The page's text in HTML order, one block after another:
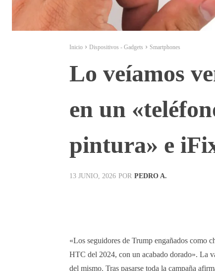
Inicio Dispositivos - Gadgets Smartphones
Lo veíamos
en un
pintura» e
13 JUNIO, 2026 POR PEDRO A.
«Los seguidores de Trump engañados como
HTC del 2024, con un acabado dorado». La
del mismo. Tras pasarse toda la campaña